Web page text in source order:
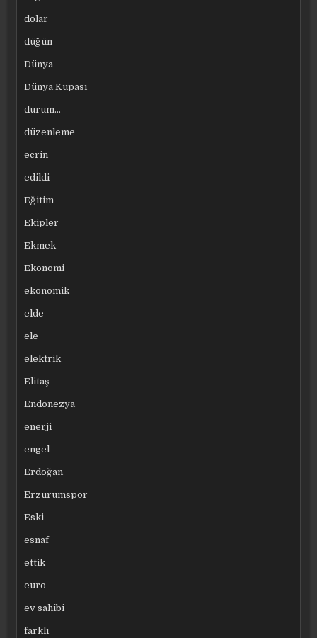
dolar
düğün
Dünya
Dünya Kupası
durum…
düzenleme
ecrin
edildi
Eğitim
Ekipler
Ekmek
Ekonomi
ekonomik
elde
ele
elektrik
Elitaş
Endonezya
enerji
engel
Erdoğan
Erzurumspor
Eski
esnaf
ettik
euro
ev sahibi
farklı